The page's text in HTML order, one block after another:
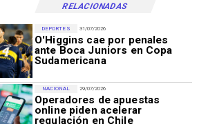
RELACIONADAS
31/07/2026
O'Higgins cae por penales
ante Boca Juniors en Copa
Sudamericana
DEPORTES
29/07/2026
Operadores de apuestas
online piden acelerar
regulación en Chile
NACIONAL